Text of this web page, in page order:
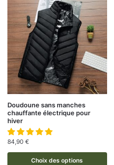
Doudoune sans manches
chauffante électrique pour
hiver
84,90 €
Choix des options